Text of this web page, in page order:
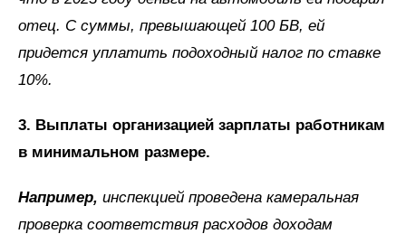
отец. С суммы, превышающей 100 БВ, ей
придется уплатить подоходный налог по ставке
10%.
3. Выплаты организацией зарплаты работникам
в минимальном размере.
Например, инспекцией проведена камеральная
проверка соответствия расходов доходам